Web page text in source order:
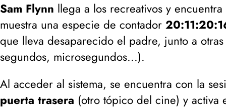
Sam Flynn llega a los recreativos y
muestra una especie de contador
que lleva desaparecido el padre, junto a
segundos, microsegundos...).
Al acceder al sistema, se encuentra con la
puerta trasera (otro tópico del cine) y activa